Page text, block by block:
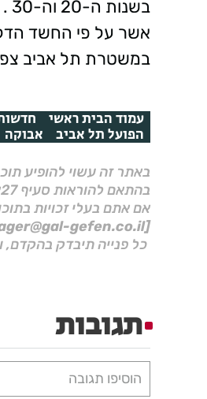
אשר על פי החשד
במשטרת תל אביב
עמוד הבית ראשי
הפועל תל אביב אבוקה
באתר זה עשוי להופיע
בהתאם להוראות סעיף 27א לחוק זכויות יוצרים, התשס"ח–2007.
אם אתם בעלי זכויות
[Manager@gal-gefen.co.il]
כל פנייה תיבדק בהקדם,
תגובות
הוסיפו תגובה